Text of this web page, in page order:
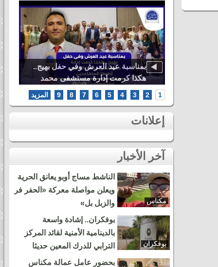
بمناسبة عيد العرش وفي حفل بهيج..
هكذا كرمت إدارة مستشفى محمد
الخامس أطرها المتقاعدين
1
2
3
4
5
6
7
8
9 المزيد
مكناس
الناشط مساج أوبو يعانق الحرية
ويعلن مواصلة معركة «الحفر فر
والزبل بل»
بوفكران
بوفكران.. إشادة واسعة
بالدينامية الأمنية لقائد المركز
الترابي للدرك المعين حديثا
بحضور عامل عمالة مكناس